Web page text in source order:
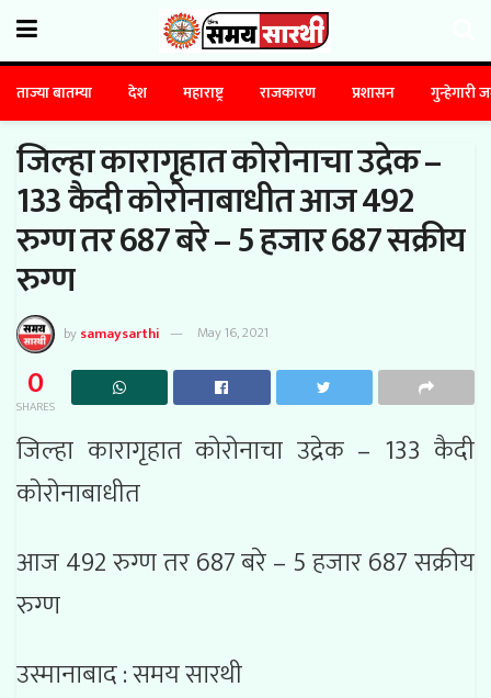
ताज्या बातम्या देश महाराष्ट्र राजकारण प्रशासन गुन्हेगारी
जिल्हा कारागृहात कोरोनाचा उद्रेक –
133 कैदी कोरोनाबाधीत आज 492
रुग्ण तर 687 बरे – 5 हजार 687 सक्रीय
रुग्ण
bysamaysarthi May 16, 2021
0
SHARES
जिल्हा कारागृहात कोरोनाचा उद्रेक – 133 कैदी
कोरोनाबाधीत
आज 492 रुग्ण तर 687 बरे – 5 हजार 687 सक्रीय
रुग्ण
उस्मानाबाद : समय सारथी